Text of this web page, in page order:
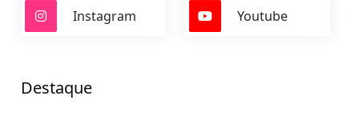
Instagram Youtube
Destaque